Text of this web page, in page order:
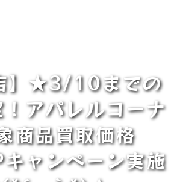
】★3/10までの
アパレルコーナ
商品買取価格
ャンペーン実施